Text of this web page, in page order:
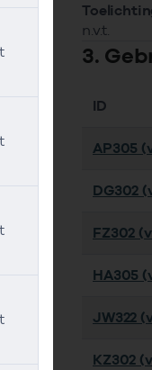
n.v.t.
3.
ID
AP305
DG302
FZ302
HA305
JW322
KZ302